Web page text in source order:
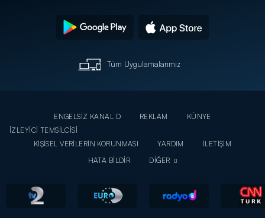
Tüm Uygulamalarımız
ENGELSİZ KANAL D REKLAM
KÜNYE
İZLEYİCİ TEMSİLCİSİ
KİŞİSEL VERİLERİN KORUNMASI
YARDIM
İLETİŞİM
HATA BİLDİR
DİĞER